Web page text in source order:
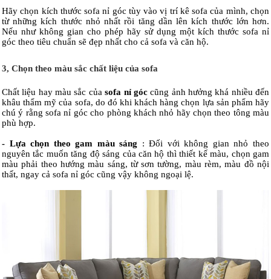
Hãy chọn kích thước sofa nỉ góc tùy vào vị trí kê sofa của mình, chọn
từ những kích thước nhỏ nhất rồi tăng dần lên kích thước lớn hơn.
Nếu như không gian cho phép hãy sử dụng một kích thước sofa nỉ
góc theo tiêu chuẩn sẽ đẹp nhất cho cả sofa và căn hộ.
3, Chọn theo màu sắc chất liệu của sofa
Chất liệu hay màu sắc củasofa nỉ góccũng ảnh hưởng khá nhiều đến
khâu thẩm mỹ của sofa, do đó khi khách hàng chọn lựa sản phẩm hãy
chú ý rằng sofa nỉ góc cho phòng khách nhỏ hãy chọn theo tông màu
phù hợp.
- Lựa chọn theo gam màu sáng : Đối với không gian nhỏ theo
nguyên tắc muốn tăng độ sáng của căn hộ thì thiết kế màu, chọn gam
màu phải theo hướng màu sáng, từ sơn tường, màu rèm, màu đồ nội
thất, ngay cả sofa nỉ góc cũng vậy không ngoại lệ.